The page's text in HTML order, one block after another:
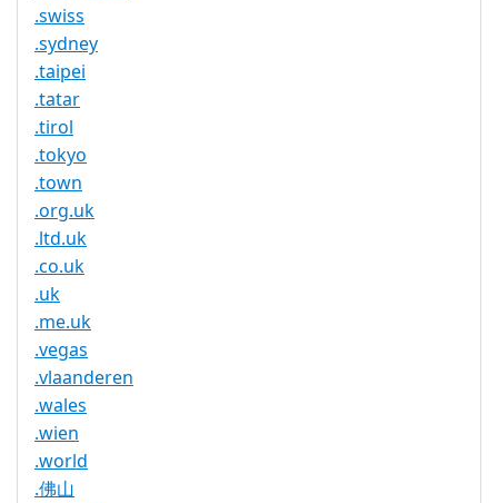
.swiss
.sydney
.taipei
.tatar
.tirol
.tokyo
.town
.org.uk
.ltd.uk
.co.uk
.uk
.me.uk
.vegas
.vlaanderen
.wales
.wien
.world
.佛山